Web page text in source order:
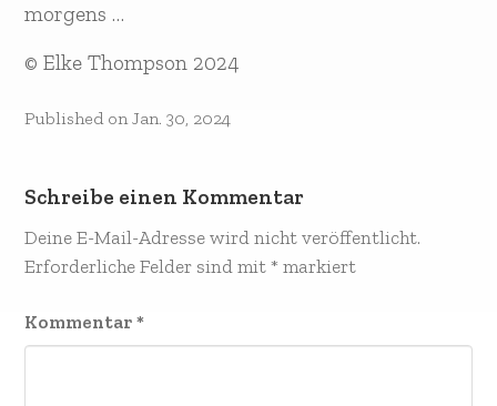
morgens …
© Elke Thompson 2024
Published onJan. 30, 2024
Schreibe einen Kommentar
Deine E-Mail-Adresse wird nicht veröffentlicht.
Erforderliche Felder sind mit* markiert
Kommentar*